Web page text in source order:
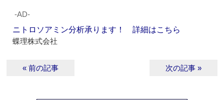
‐AD‐
ニトロソアミン分析承ります！ 詳細はこちら
蝶理株式会社
« 前の記事 次の記事 »